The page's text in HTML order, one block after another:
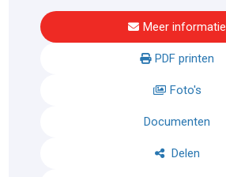
Meer informatie
PDF printen
Foto's
Documenten
Delen